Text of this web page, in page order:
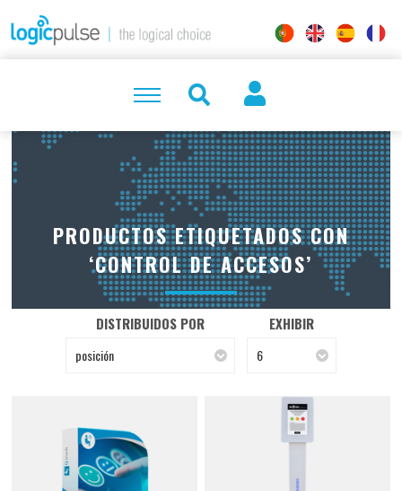
PRODUCTOS ETIQUETADOS CON
‘CONTROL DE ACCESOS’
DISTRIBUIDOS POR
posición
EXHIBIR
6